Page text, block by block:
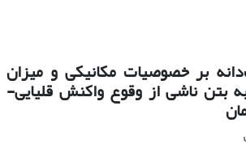
بر خصوصیات مکانیکی و میزان
بتن ناشی از وقوع واکنش قلیایی-